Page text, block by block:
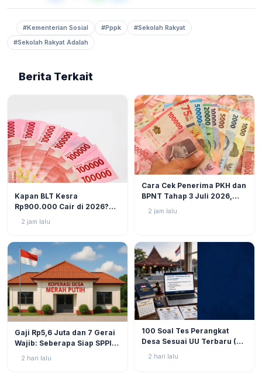
#Kementerian Sosial #Pppk
#Sekolah Rakyat
#Sekolah Rakyat Adalah
Berita Terkait
Kapan BLT Kesra
Rp900.000 Cair di 2026?
Perkembangannya
2 jam lalu
Cara Cek Penerima PKH dan
BPNT Tahap 3 Juli 2026,
Bansos Sudah Mulai Cair!
2 jam lalu
Gaji Rp5,6 Juta dan 7 Gerai
Wajib: Seberapa Siap SPPI
Menjalankan Ambiguitas
2 hari lalu
100 Soal Tes Perangkat
Desa Sesuai UU Terbaru (UU
2 hari lalu